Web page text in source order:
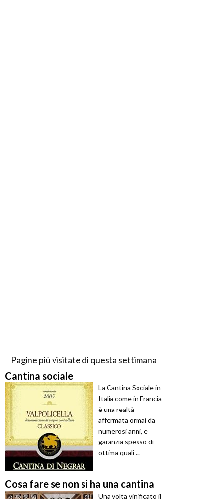
Pagine più visitate di questa settimana
Cantina sociale
La Cantina Sociale in
Italia come in Francia
è una realtà
affermata ormai da
numerosi anni, e
garanzia spesso di
ottima quali ...
Cosa fare se non si ha una cantina
Una volta vinificato il